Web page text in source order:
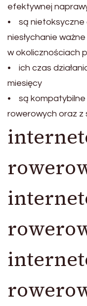
efektywnej
• są nietoksyczne
niesłychanie
w okolicznościach
• ich czas
miesięcy
• są kompatybilne
rowerowych oraz z